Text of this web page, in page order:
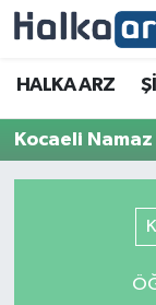
HALKA ARZ
Kocaeli
HALKA
SERMAYE
TEMETTÜ